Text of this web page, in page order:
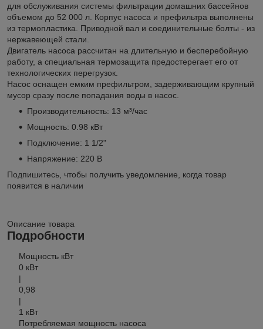
для обслуживания системы фильтрации домашних бассейнов
объемом до 52 000 л. Корпус насоса и префильтра выполнены
из термопластика. Приводной вал и соединительные болты - из
нержавеющей стали.
Двигатель насоса рассчитан на длительную и бесперебойную
работу, а специальная термозащита предостерегает его от
технологических перегрузок.
Насос оснащен емким префильтром, задерживающим крупный
мусор сразу после попадания воды в насос.
Производительность: 13 м³/час
Мощность: 0.98 кВт
Подключение: 1 1/2"
Напряжение: 220 В
Подпишитесь, чтобы получить уведомление, когда товар
появится в наличии
Описание товара
Подробности
Мощность кВт
0 кВт
|
0,98
|
1 кВт
Потребляемая мощность насоса